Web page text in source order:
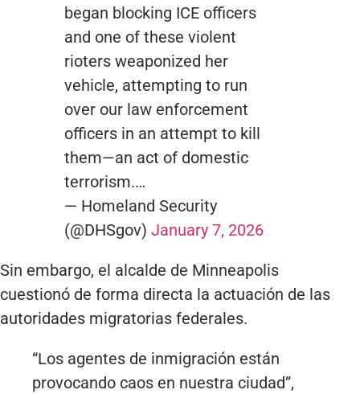
began blocking ICE officers
and one of these violent
rioters weaponized her
vehicle, attempting to run
over our law enforcement
officers in an attempt to kill
them—an act of domestic
terrorism.…
— Homeland Security
(@DHSgov) January 7, 2026
Sin embargo, el alcalde de Minneapolis
cuestionó de forma directa la actuación de las
autoridades migratorias federales.
“Los agentes de inmigración están
provocando caos en nuestra ciudad”,